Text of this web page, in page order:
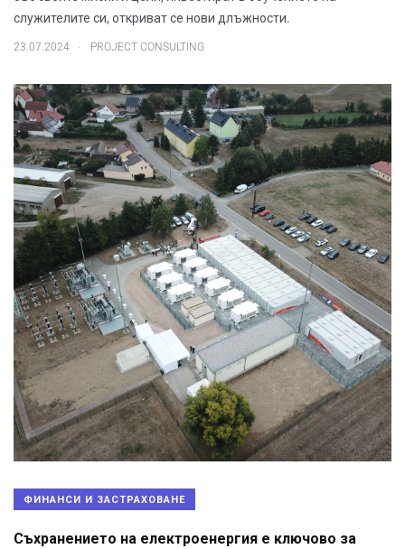
служителите си, откриват се нови длъжности.
23.07.2024 PROJECT CONSULTING
ФИНАНСИ И ЗАСТРАХОВАНЕ
Съхранението на електроенергия е ключово за